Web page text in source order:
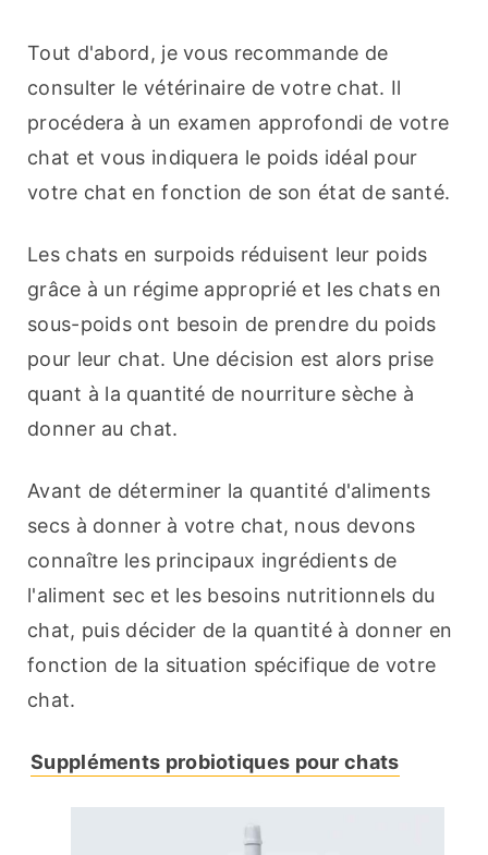
Tout d'abord, je vous recommande de
consulter le vétérinaire de votre chat. Il
procédera à un examen approfondi de votre
chat et vous indiquera le poids idéal pour
votre chat en fonction de son état de santé.
Les chats en surpoids réduisent leur poids
grâce à un régime approprié et les chats en
sous-poids ont besoin de prendre du poids
pour leur chat. Une décision est alors prise
quant à la quantité de nourriture sèche à
donner au chat.
Avant de déterminer la quantité d'aliments
secs à donner à votre chat, nous devons
connaître les principaux ingrédients de
l'aliment sec et les besoins nutritionnels du
chat, puis décider de la quantité à donner en
fonction de la situation spécifique de votre
chat.
Suppléments probiotiques pour chats